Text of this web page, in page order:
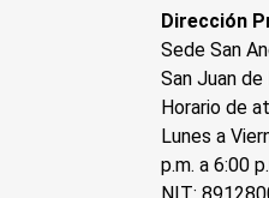
Dirección
Sede San
San Juan
Horario de
Lunes a
p.m. a 6:00